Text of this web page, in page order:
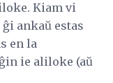
Kiam vi
ankaŭ estas
en la
ie aliloke (aŭ